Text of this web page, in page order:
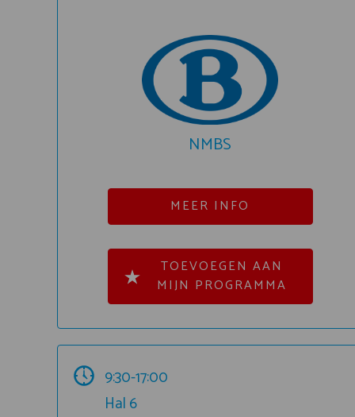
NMBS
MEER INFO
TOEVOEGEN AAN
MIJN PROGRAMMA
9:30-17:00
Hal 6